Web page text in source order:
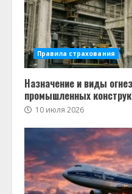
Правила страхования
Назначение и виды
промышленных
10 июля 2026